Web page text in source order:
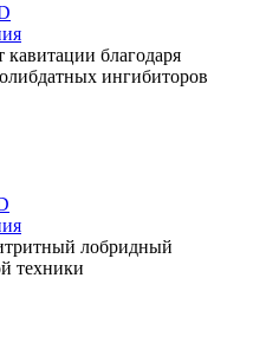
благодаря
ингибиторов
лобридный
техники